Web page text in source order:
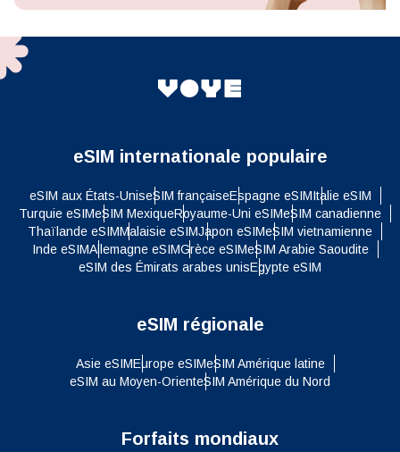
eSIM internationale populaire
eSIM aux États-UniseSIM françaiseEspagne eSIMItalie eSIM
Turquie eSIMeSIM MexiqueRoyaume-Uni eSIMeSIM canadienne
Thaïlande eSIMMalaisie eSIMJapon eSIMeSIM vietnamienne
Inde eSIMAllemagne eSIMGrèce eSIMeSIM Arabie Saoudite
eSIM des Émirats arabes unisEgypte eSIM
eSIM régionale
Asie eSIMEurope eSIMeSIM Amérique latine
eSIM au Moyen-OrienteSIM Amérique du Nord
Forfaits mondiaux